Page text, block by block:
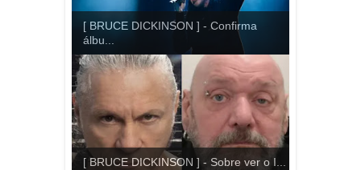
[ BRUCE DICKINSON ] - Confirma
álbu...
[ BRUCE DICKINSON ] - Sobre ver o I...